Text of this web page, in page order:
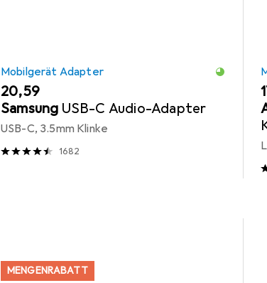
Mobilgerät Adapter
EUR
20,59
Samsung USB-C Audio-Adapter
USB-C, 3.5mm Klinke
1682
MENGENRABATT